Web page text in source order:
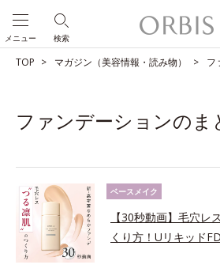
検索
メニュー
TOP マガジン（美容情報・読み物） フ
ファンデーションのま
ベースメイク
【30秒動画】毛穴レ
くり方！Uリキッド